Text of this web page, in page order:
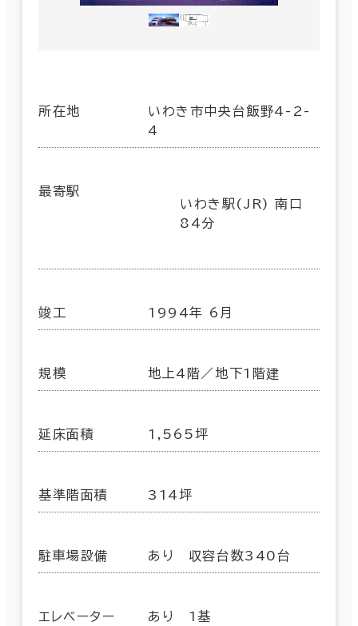
所在地
いわき市中央台飯野4-2-
4
最寄駅
いわき駅(JR) 南口
84分
竣工 1994年 6月
規模 地上4階／地下1階建
延床面積 1,565坪
基準階面積 314坪
駐車場設備 あり 収容台数340台
エレベーター あり 1基